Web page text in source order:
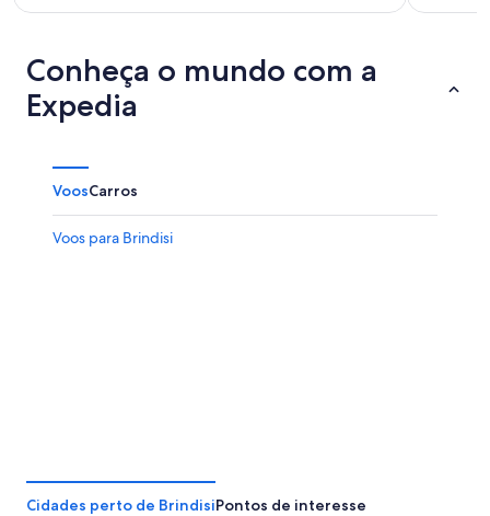
Conheça o mundo com a
Expedia
VoosCarros
Voos para Brindisi
Cidades perto de BrindisiPontos de interesse